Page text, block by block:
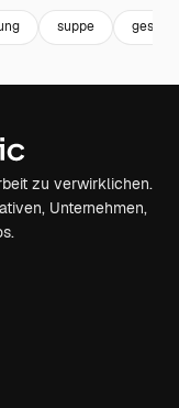
suppe
zu verwirklichen.
Unternehmen,